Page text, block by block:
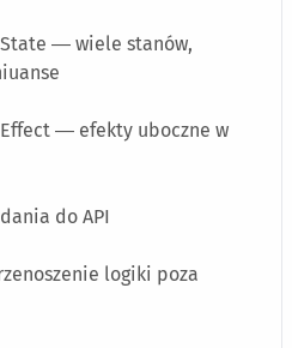
— wiele stanów,
— efekty uboczne w
do API
logiki poza